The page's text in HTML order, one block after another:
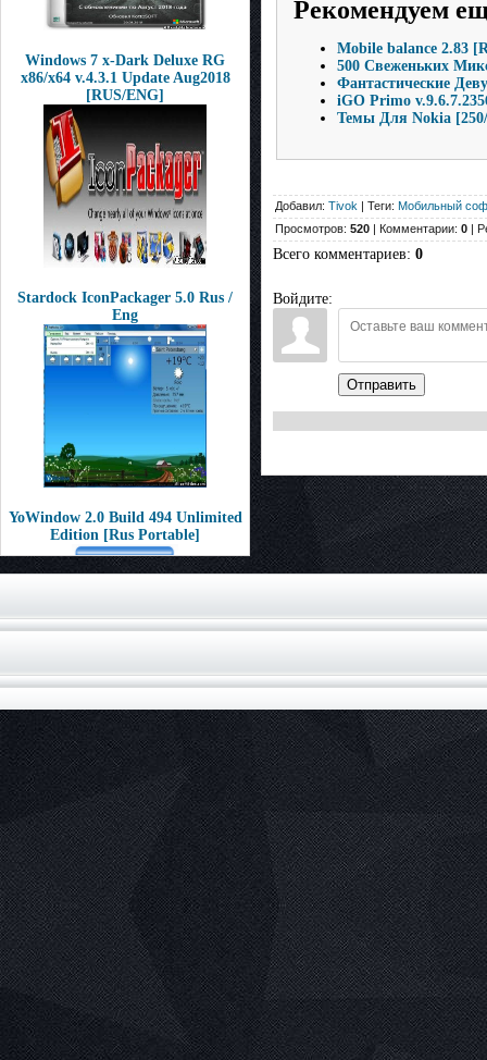
Windows 7 x-Dark Deluxe RG
x86/x64 v.4.3.1 Update Aug2018
[RUS/ENG]
Stardock IconPackager 5.0 Rus /
Eng
YoWindow 2.0 Build 494 Unlimited
Edition [Rus Portable]
Рекомендуем
Mobile balance 2.83
500 Свеженьких
Фантастические
iGO Primo
Темы Для Nokia
Добавил: Tivok | Теги: Мобильный
Просмотров: 520 | Комментарии: 0 |
Всего комментариев: 0
Войдите:
Отправить